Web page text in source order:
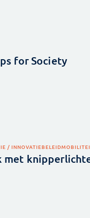
for Society
/ INNOVATIEBELEID
met